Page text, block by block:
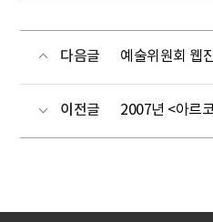
다음글 예술위원회 웹
이전글 2007년 <아르